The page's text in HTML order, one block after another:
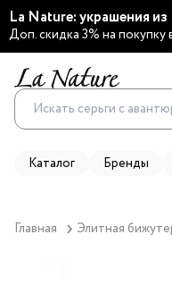
La Nature: украшения
Доп. скидка 3% на покупку
Каталог Бренды
Главная Элитная